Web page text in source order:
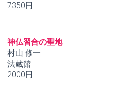
7350円
神仏習合の聖地
村山 修一
法蔵館
2000円